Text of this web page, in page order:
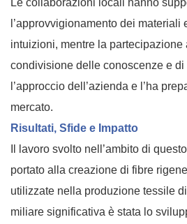
Le collaborazioni locali hanno
l’approvvigionamento dei materiali
intuizioni, mentre la partecipazione
condivisione delle conoscenze e
l’approccio dell’azienda e l’ha
mercato.
Risultati, Sfide e Impatto
Il lavoro svolto nell’ambito di
portato alla creazione di fibre
utilizzate nella produzione tessile
miliare significativa è stata lo